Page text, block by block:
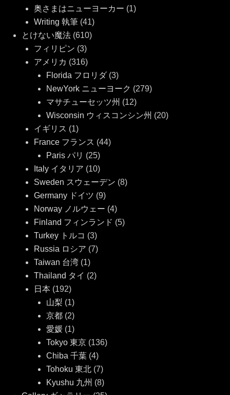
奥さまはニューヨーカー (1)
Writing 執筆(41)
とけない魔法(610)
フィリピン (3)
アメリカ (316)
Florida フロリダ(3)
NewYork ニューヨーク (279)
マサチューセッツ州 (12)
Wisconsin ウィスコンシン州 (20)
イギリス (1)
France フランス (44)
Paris パリ (25)
Italy イタリア (10)
Sweden スウェーデン (8)
Germany ドイツ (9)
Norway ノルウェー (4)
Finland フィンランド (5)
Turkey トルコ (3)
Russia ロシア (7)
Taiwan 台湾(1)
Thailand タイ (2)
日本 (192)
山梨 (1)
京都(2)
愛媛(1)
Tokyo 東京(136)
Chiba 千葉(4)
Tohoku 東北(7)
Kyushu 九州 (8)